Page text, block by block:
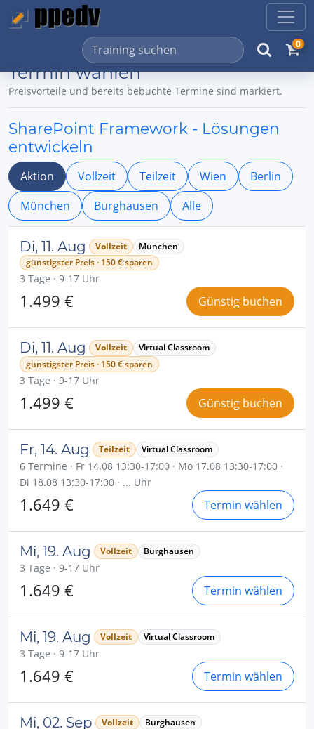
0
Termin wählen
Preisvorteile und bereits bebuchte Termine sind markiert.
SharePoint Framework - Lösungen
entwickeln
Aktion Vollzeit Teilzeit Wien
Berlin
München
Burghausen Alle
Di, 11. Aug Vollzeit
München
günstigster Preis · 150 € sparen
3 Tage · 9-17 Uhr
1.499 € Günstig buchen
Di, 11. Aug Vollzeit
Virtual Classroom
günstigster Preis · 150 € sparen
3 Tage · 9-17 Uhr
1.499 € Günstig buchen
Fr, 14. Aug Teilzeit Virtual Classroom
6 Termine · Fr 14.08 13:30-17:00 · Mo 17.08 13:30-17:00 ·
Di 18.08 13:30-17:00 · ... Uhr
1.649 € Termin wählen
Mi, 19. Aug Vollzeit Burghausen
3 Tage · 9-17 Uhr
1.649 € Termin wählen
Mi, 19. Aug Vollzeit Virtual Classroom
3 Tage · 9-17 Uhr
1.649 € Termin wählen
Mi, 02. Sep Vollzeit Burghausen